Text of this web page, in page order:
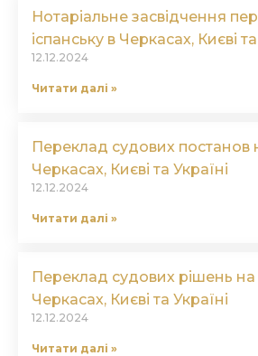
Нотаріальне засвідчення
іспанську в Черкасах, Києві
12.12.2024
Читати далі »
Переклад судових постанов
Черкасах, Києві та Україні
12.12.2024
Читати далі »
Переклад судових рішень на
Черкасах, Києві та Україні
12.12.2024
Читати далі »